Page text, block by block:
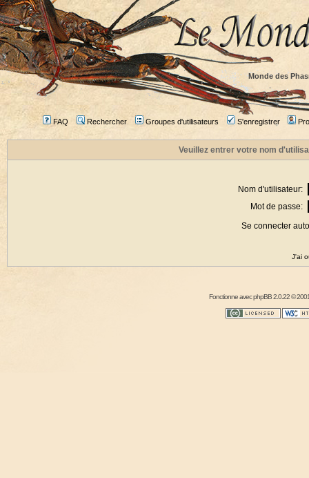
Monde des
FAQ Rechercher Groupes d'utilisateurs S'enregistrer
Veuillez entrer votre nom
Nom d'utilisateur:
Mot de passe:
Se connecter
J'ai
Fonctionne avecphpBB2.0.22 ©